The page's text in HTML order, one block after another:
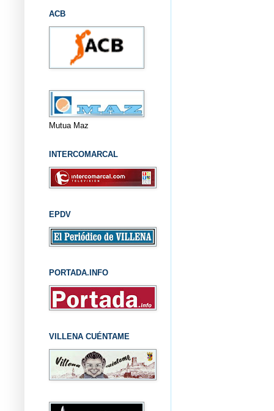
ACB
Mutua Maz
INTERCOMARCAL
EPDV
PORTADA.INFO
VILLENA CUÉNTAME